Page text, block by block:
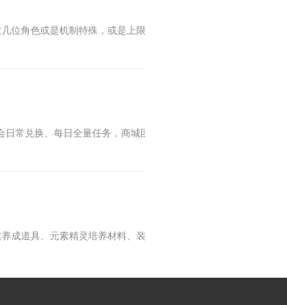
角色或是机制特殊，或是上限极高，哪怕不算版本最热门，熟...
常兑换、每日全量任务，商城团购与限时活动作为补充渠道快速...
道具、元素精灵培养材料、装备强化耗材、战盟专属外观与战...